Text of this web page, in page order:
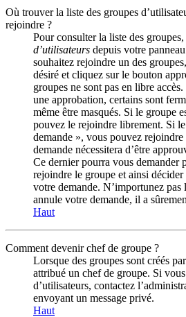
Où trouver la liste des groupes
rejoindre ?
Pour consulter la liste des
d’utilisateurs depuis votre
souhaitez rejoindre un des
désiré et cliquez sur le bouton
groupes ne sont pas en libre
une approbation, certains sont
même être masqués. Si le groupe
pouvez le rejoindre librement. Si
demande », vous pouvez
demande nécessitera d’être
Ce dernier pourra vous demander
rejoindre le groupe et ainsi
votre demande. N’importunez pas
annule votre demande, il a
Haut
Comment devenir chef de groupe ?
Lorsque des groupes sont créés
attribué un chef de groupe. Si
d’utilisateurs, contactez
envoyant un message privé.
Haut